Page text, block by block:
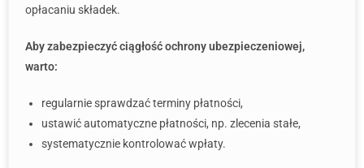
opłacaniu składek.
Aby zabezpieczyć ciągłość ochrony ubezpieczeniowej,
warto:
regularnie sprawdzać terminy płatności,
ustawić automatyczne płatności, np. zlecenia stałe,
systematycznie kontrolować wpłaty.